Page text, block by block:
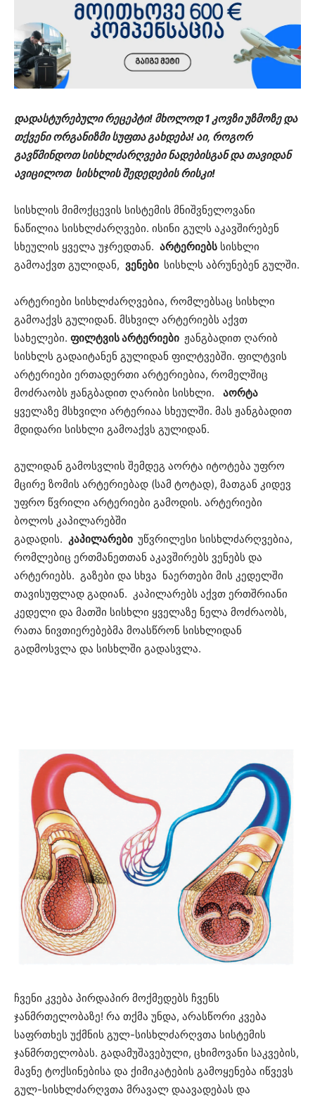
დადასტურებული რეცეპტი! მხოლოდ 1 კოვზი უზმოზე და
თქვენი ორგანიზმი სუფთა გახდება! აი, როგორ
გავწმინდოთ სისხლძარღვები ნადებისგან და თავიდან
ავიცილოთ სისხლის შედედების რისკი!
სისხლის მიმოქცევის სისტემის მნიშვნელოვანი
ნაწილია სისხლძარღვები. ისინი გულს აკავშირებენ
სხეულის ყველა უჯრედთან. არტერიებს სისხლი
გამოაქვთ გულიდან, ვენები სისხლს აბრუნებენ გულში.
არტერიები სისხლძარღვებია, რომლებსაც სისხლი
გამოაქვს გულიდან. მსხვილ არტერიებს აქვთ
სახელები. ფილტვის არტერიები ჟანგბადით ღარიბ
სისხლს გადაიტანენ გულიდან ფილტვებში. ფილტვის
არტერიები ერთადერთი არტერიებია, რომელშიც
მოძრაობს ჟანგბადით ღარიბი სისხლი. აორტა
ყველაზე მსხვილი არტერიაა სხეულში. მას ჟანგბადით
მდიდარი სისხლი გამოაქვს გულიდან.
გულიდან გამოსვლის შემდეგ აორტა იტოტება უფრო
მცირე ზომის არტერიებად (სამ ტოტად), მათგან კიდევ
უფრო წვრილი არტერიები გამოდის. არტერიები
ბოლოს კაპილარებში
გადადის. კაპილარები უწვრილესი სისხლძარღვებია,
რომლებიც ერთმანეთთან აკავშირებს ვენებს და
არტერიებს. გაზები და სხვა ნაერთები მის კედელში
თავისუფლად გადიან. კაპილარებს აქვთ ერთშრიანი
კედელი და მათში სისხლი ყველაზე ნელა მოძრაობს,
რათა ნივთიერებებმა მოასწრონ სისხლიდან
გადმოსვლა და სისხლში გადასვლა.
ჩვენი კვება პირდაპირ მოქმედებს ჩვენს
ჯანმრთელობაზე! რა თქმა უნდა, არასწორი კვება
საფრთხეს უქმნის გულ-სისხლძარღვთა სისტემის
ჯანმრთელობას. გადამუშავებული, ცხიმოვანი საკვების,
მავნე ტოქსინებისა და ქიმიკატების გამოყენება იწვევს
გულ-სისხლძარღვთა მრავალ დაავადებას და